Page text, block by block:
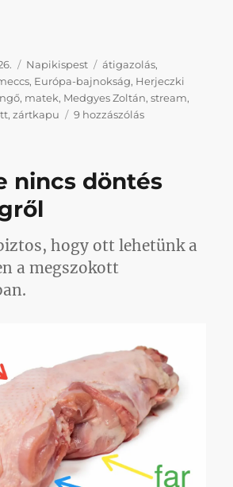
2024/06/26”
Kategória
Napikispest Címke
átigazolás,
, Európa-bajnokság, Herjeczki
, matek, Medgyes Zoltán,stream,
,zártkapu 9 hozzászólásNapikispest,
bejegyzéshez
nincs döntés
hogy ott lehetünk a
a megszokott